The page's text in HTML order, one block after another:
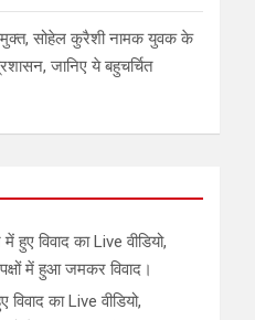
सोहेल कुरैशी नामक युवक के
जानिए ये बहुचर्चित
हुए विवाद का Live वीडियो,
में हुआ जमकर विवाद।
का Live वीडियो,